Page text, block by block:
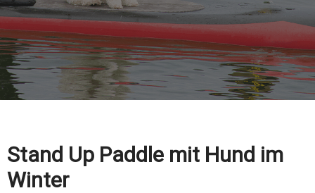
Stand Up Paddle mit Hund im
Winter